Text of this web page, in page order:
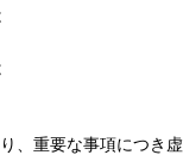
重要な事項につき